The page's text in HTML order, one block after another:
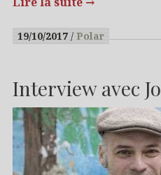
19/10/2017 Polar
Interview avec